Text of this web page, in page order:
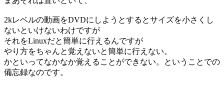
2kレベルの動画をDVDにしようとするとサイズを小さくし
ないといけないわけですが
それをLinuxだと簡単に行えるんですが
やり方をちゃんと覚えないと簡単に行えない。
かといってなかなか覚えることができない。ということでの
備忘録なのです。